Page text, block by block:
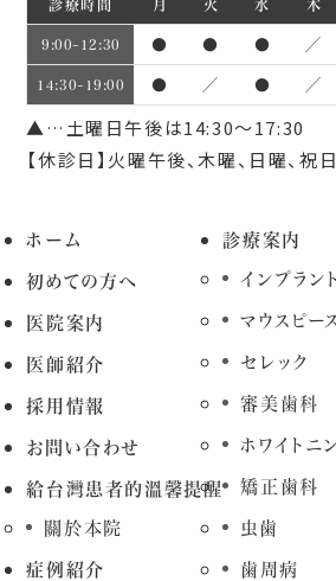
診療時間 月 火 水 木
9:00~12:30 ● ● ● ／
14:30~19:00 ● ／ ● ／
▲…土曜日午後は14:30～17:30
【休診日】火曜午後、木曜、日曜、祝日
ホーム
初めての方へ
医院案内
医師紹介
採用情報
お問い合わせ
給台灣患者的溫馨提醒
關於本院
症例紹介
診療案内
インプラント
マウスピー
セレック
審美歯科
ホワイトニ
矯正歯科
虫歯
歯周病